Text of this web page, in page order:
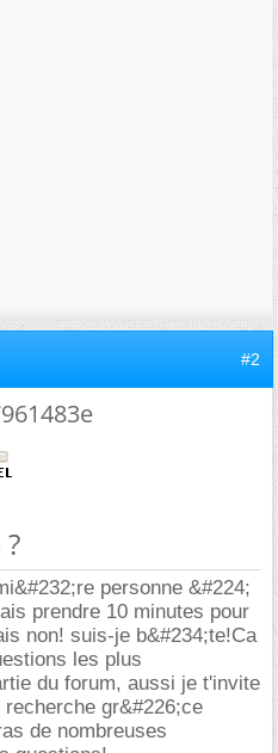
#2
personne &#224;
prendre 10 minutes pour
non! suis-je b&#234;te!Ca
les plus
du forum, aussi je t'invite
gr&#226;ce
de nombreuses